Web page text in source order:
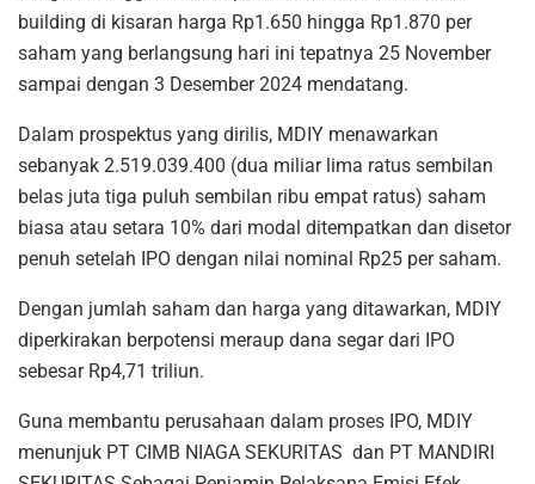
building di kisaran harga Rp1.650 hingga Rp1.870 per
saham yang berlangsung hari ini tepatnya 25 November
sampai dengan 3 Desember 2024 mendatang.
Dalam prospektus yang dirilis, MDIY menawarkan
sebanyak 2.519.039.400 (dua miliar lima ratus sembilan
belas juta tiga puluh sembilan ribu empat ratus) saham
biasa atau setara 10% dari modal ditempatkan dan disetor
penuh setelah IPO dengan nilai nominal Rp25 per saham.
Dengan jumlah saham dan harga yang ditawarkan, MDIY
diperkirakan berpotensi meraup dana segar dari IPO
sebesar Rp4,71 triliun.
Guna membantu perusahaan dalam proses IPO, MDIY
menunjuk PT CIMB NIAGA SEKURITAS dan PT MANDIRI